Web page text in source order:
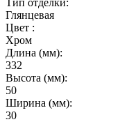
Глянцевая
Цвет :
Хром
Длина (мм):
332
Высота (мм):
50
Ширина (мм):
30